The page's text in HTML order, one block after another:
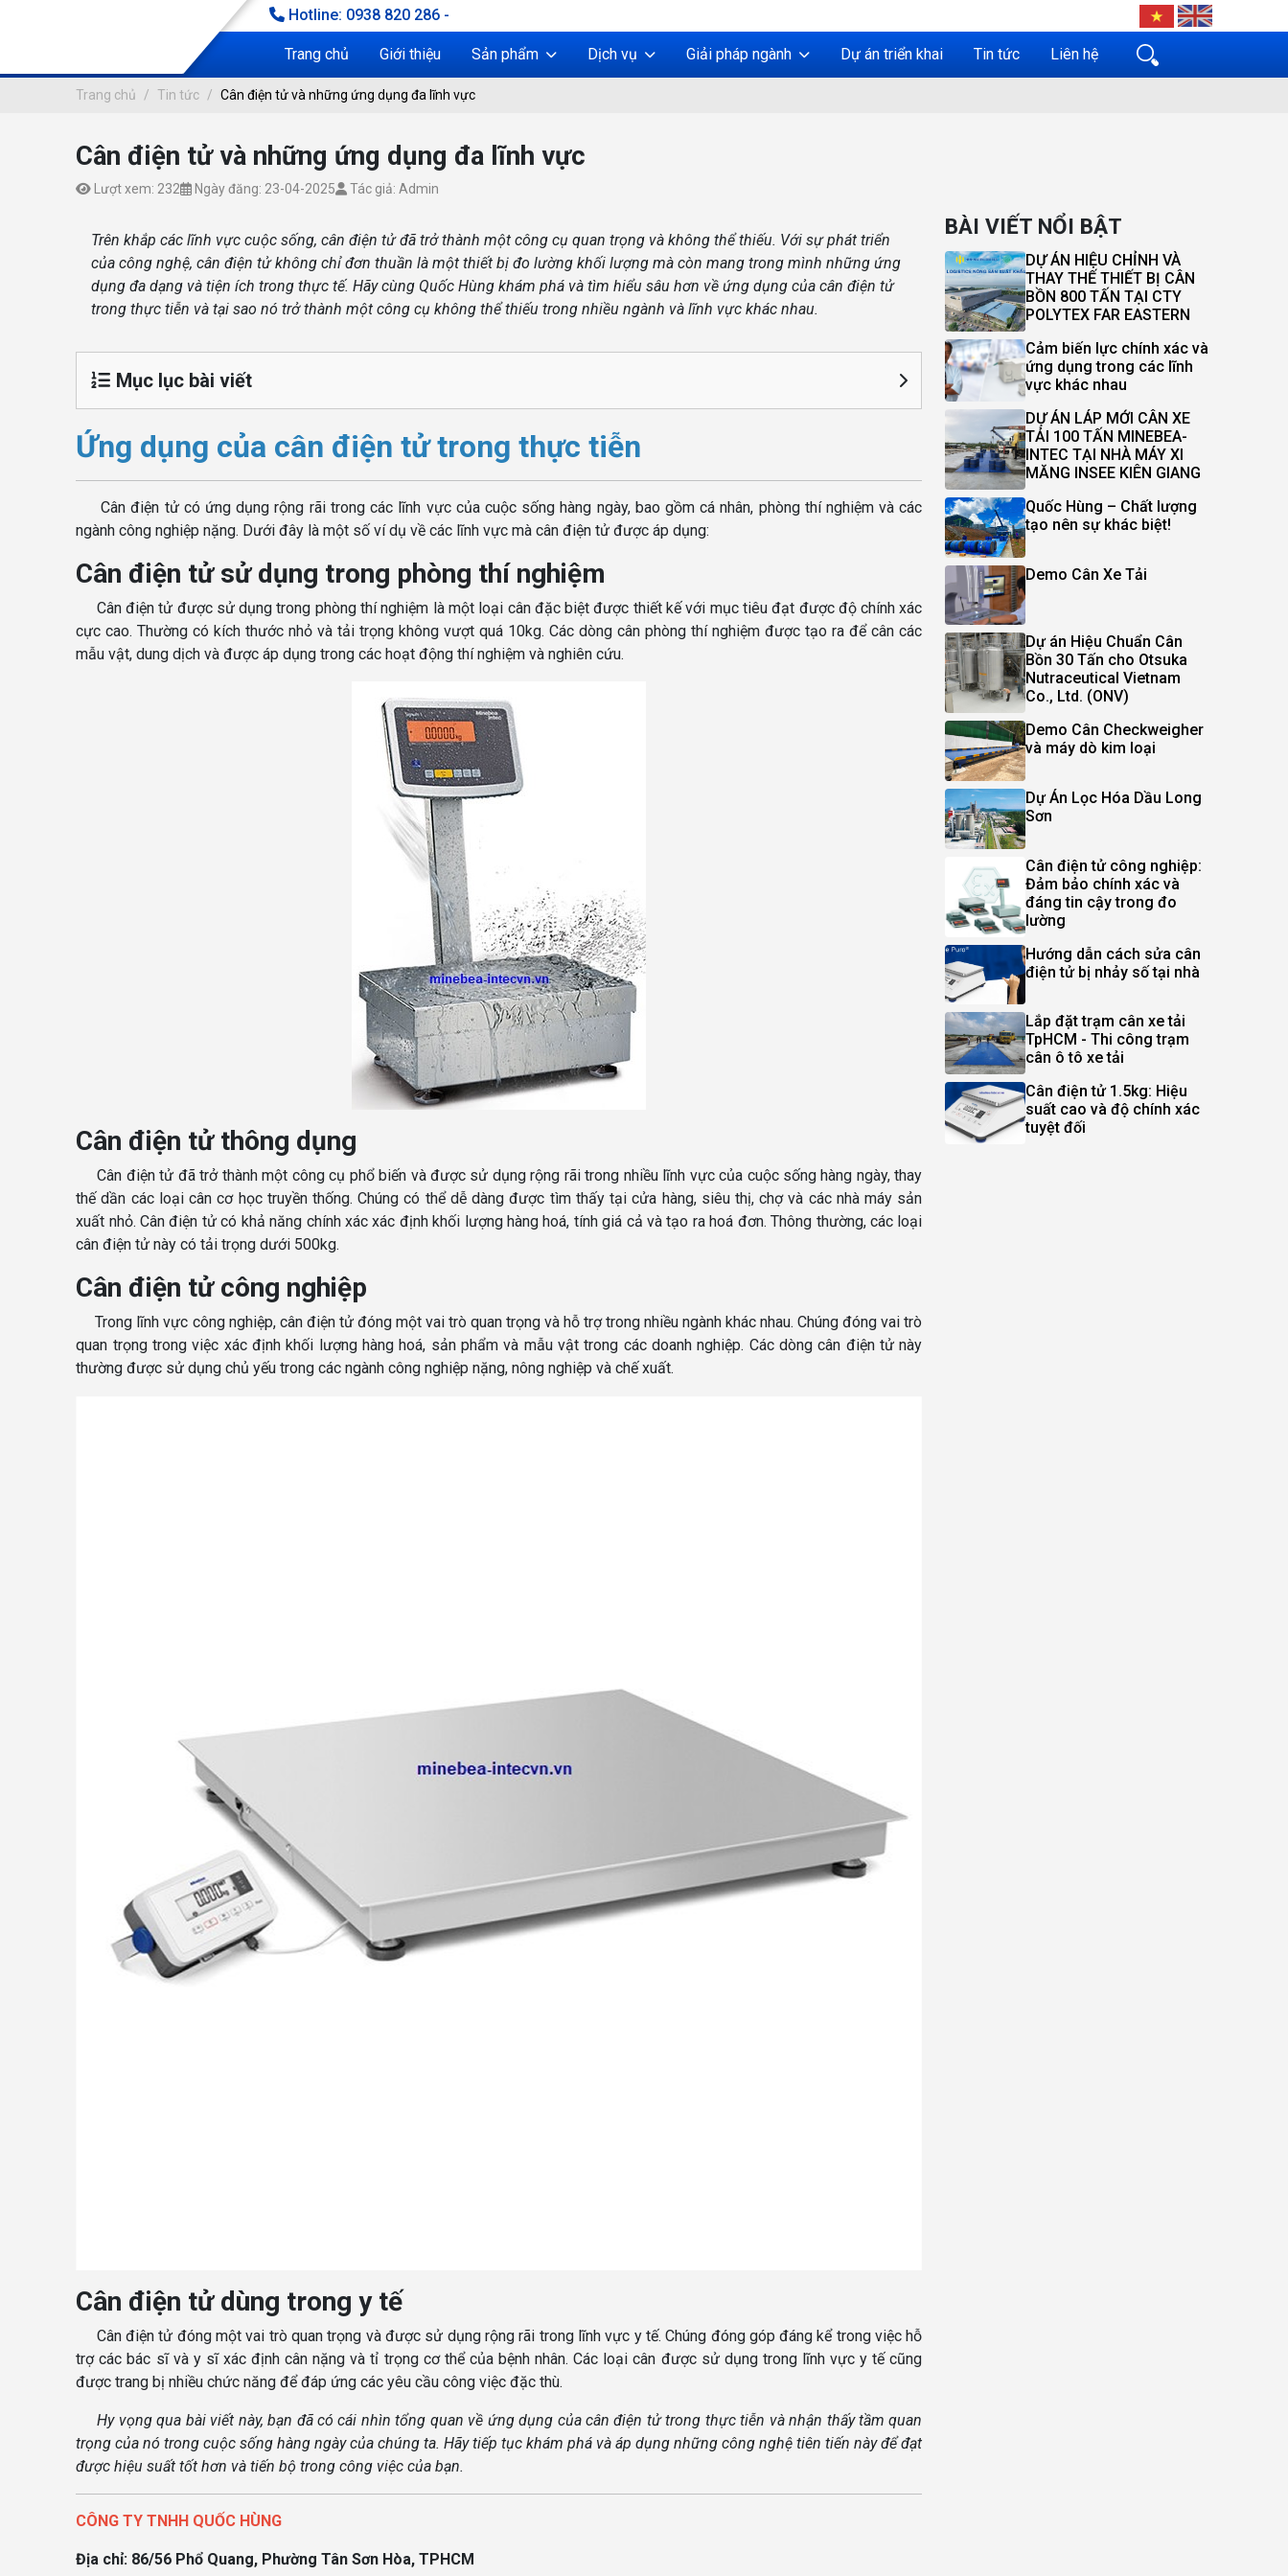
Hotline: 0938 820 286 -
Trang chủ Giới thiệu Sản phẩm Dịch vụ Giải pháp ngành Dự án triển khai Tin tức Liên hệ
CÂN ĐIỆN TỬ VÀ NHỮNG ỨNG DỤNG ĐA LĨNH VỰC
Trang chủ Tin tức Cân điện tử và những ứng dụng đa lĩnh vực
Cân điện tử và những ứng dụng đa lĩnh vực
Lượt xem: 232 Ngày đăng: 23-04-2025 Tác giả: Admin
Trên khắp các lĩnh vực cuộc sống, cân điện tử đã trở thành một công cụ quan trọng và không thể thiếu. Với sự phát triển
của công nghệ, cân điện tử không chỉ đơn thuần là một thiết bị đo lường khối lượng mà còn mang trong mình những ứng
dụng đa dạng và tiện ích trong thực tế. Hãy cùng Quốc Hùng khám phá và tìm hiểu sâu hơn về ứng dụng của cân điện tử
trong thực tiễn và tại sao nó trở thành một công cụ không thể thiếu trong nhiều ngành và lĩnh vực khác nhau.
Mục lục bài viết
Ứng dụng của cân điện tử trong thực tiễn
Cân điện tử có ứng dụng rộng rãi trong các lĩnh vực của cuộc sống hàng ngày, bao gồm cá nhân, phòng thí nghiệm và các
ngành công nghiệp nặng. Dưới đây là một số ví dụ về các lĩnh vực mà cân điện tử được áp dụng:
Cân điện tử sử dụng trong phòng thí nghiệm
Cân điện tử được sử dụng trong phòng thí nghiệm là một loại cân đặc biệt được thiết kế với mục tiêu đạt được độ chính xác
cực cao. Thường có kích thước nhỏ và tải trọng không vượt quá 10kg. Các dòng cân phòng thí nghiệm được tạo ra để cân các
mẫu vật, dung dịch và được áp dụng trong các hoạt động thí nghiệm và nghiên cứu.
Cân điện tử thông dụng
Cân điện tử đã trở thành một công cụ phổ biến và được sử dụng rộng rãi trong nhiều lĩnh vực của cuộc sống hàng ngày, thay
thế dần các loại cân cơ học truyền thống. Chúng có thể dễ dàng được tìm thấy tại cửa hàng, siêu thị, chợ và các nhà máy sản
xuất nhỏ. Cân điện tử có khả năng chính xác xác định khối lượng hàng hoá, tính giá cả và tạo ra hoá đơn. Thông thường, các loại
cân điện tử này có tải trọng dưới 500kg.
Cân điện tử công nghiệp
Trong lĩnh vực công nghiệp, cân điện tử đóng một vai trò quan trọng và hỗ trợ trong nhiều ngành khác nhau. Chúng đóng vai trò
quan trọng trong việc xác định khối lượng hàng hoá, sản phẩm và mẫu vật trong các doanh nghiệp. Các dòng cân điện tử này
thường được sử dụng chủ yếu trong các ngành công nghiệp nặng, nông nghiệp và chế xuất.
Cân điện tử dùng trong y tế
Cân điện tử đóng một vai trò quan trọng và được sử dụng rộng rãi trong lĩnh vực y tế. Chúng đóng góp đáng kể trong việc hỗ
trợ các bác sĩ và y sĩ xác định cân nặng và tỉ trọng cơ thể của bệnh nhân. Các loại cân được sử dụng trong lĩnh vực y tế cũng
được trang bị nhiều chức năng để đáp ứng các yêu cầu công việc đặc thù.
Hy vọng qua bài viết này, bạn đã có cái nhìn tổng quan về ứng dụng của cân điện tử trong thực tiễn và nhận thấy tầm quan
trọng của nó trong cuộc sống hàng ngày của chúng ta. Hãy tiếp tục khám phá và áp dụng những công nghệ tiên tiến này để đạt
được hiệu suất tốt hơn và tiến bộ trong công việc của bạn.
CÔNG TY TNHH QUỐC HÙNG
Địa chỉ: 86/56 Phổ Quang, Phường Tân Sơn Hòa, TPHCM
BÀI VIẾT NỔI BẬT
DỰ ÁN HIỆU CHỈNH VÀ
THAY THẾ THIẾT BỊ CÂN
BỒN 800 TẤN TẠI CTY
POLYTEX FAR EASTERN
Cảm biến lực chính xác và
ứng dụng trong các lĩnh
vực khác nhau
DỰ ÁN LÁP MỚI CÂN XE
TẢI 100 TẤN MINEBEA-
INTEC TẠI NHÀ MÁY XI
MĂNG INSEE KIÊN GIANG
Quốc Hùng – Chất lượng
tạo nên sự khác biệt!
Demo Cân Xe Tải
Dự án Hiệu Chuẩn Cân
Bồn 30 Tấn cho Otsuka
Nutraceutical Vietnam
Co., Ltd. (ONV)
Demo Cân Checkweigher
và máy dò kim loại
Dự Án Lọc Hóa Dầu Long
Sơn
Cân điện tử công nghiệp:
Đảm bảo chính xác và
đáng tin cậy trong đo
lường
Hướng dẫn cách sửa cân
điện tử bị nhảy số tại nhà
Lắp đặt trạm cân xe tải
TpHCM - Thi công trạm
cân ô tô xe tải
Cân điện tử 1.5kg: Hiệu
suất cao và độ chính xác
tuyệt đối